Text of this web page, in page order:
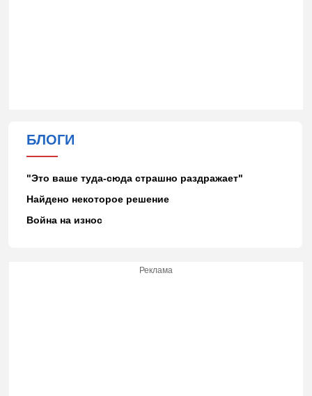
БЛОГИ
"Это ваше туда-сюда страшно раздражает"
Найдено некоторое решение
Война на износ
Реклама